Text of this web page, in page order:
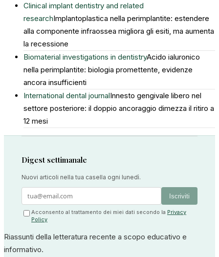
Clinical implant dentistry and related
researchImplantoplastica nella perimplantite: estendere
alla componente infraossea migliora gli esiti, ma aumenta
la recessione
Biomaterial investigations in dentistryAcido ialuronico
nella perimplantite: biologia promettente, evidenze
ancora insufficienti
International dental journalInnesto gengivale libero nel
settore posteriore: il doppio ancoraggio dimezza il ritiro a
12 mesi
Digest settimanale
Nuovi articoli nella tua casella ogni lunedì.
Iscriviti
Acconsento al trattamento dei miei dati secondo la Privacy
Policy
Riassunti della letteratura recente a scopo educativo e
informativo.